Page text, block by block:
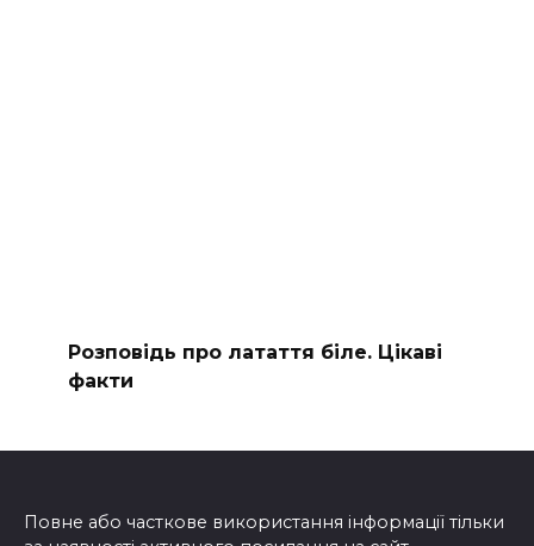
Розповідь про латаття біле. Цікаві
факти
Повне або часткове використання інформації тільки